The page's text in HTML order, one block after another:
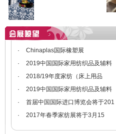
· Chinaplas国际橡塑展
· 2019中国国际家用纺织品及辅料
· 2018/19年度家纺（床上用品
· 2019中国国际家用纺织品及辅料
· 首届中国国际进口博览会将于201
· 2017年春季家纺展将于3月15
· 上海福沁卧室用品制造有限公司
· 上海水星家用纺织品股份有限公司
· 上海奥力福实业有限公司
· 上海小绵羊实业有限公司
· 上海罗莱生活科技有限公司
· 上海卧室用品有限公司
· 上海宽紧带厂
· 上海龙头家纺有限公司
· 毕卡索实业（上海）有限公司
· 上海恒源祥家用纺织品有限公司
· 上海百丽丝家纺有限公司
· 上海锦佩工艺品有限公司
· 多样屋生活用品（上海）有限公司